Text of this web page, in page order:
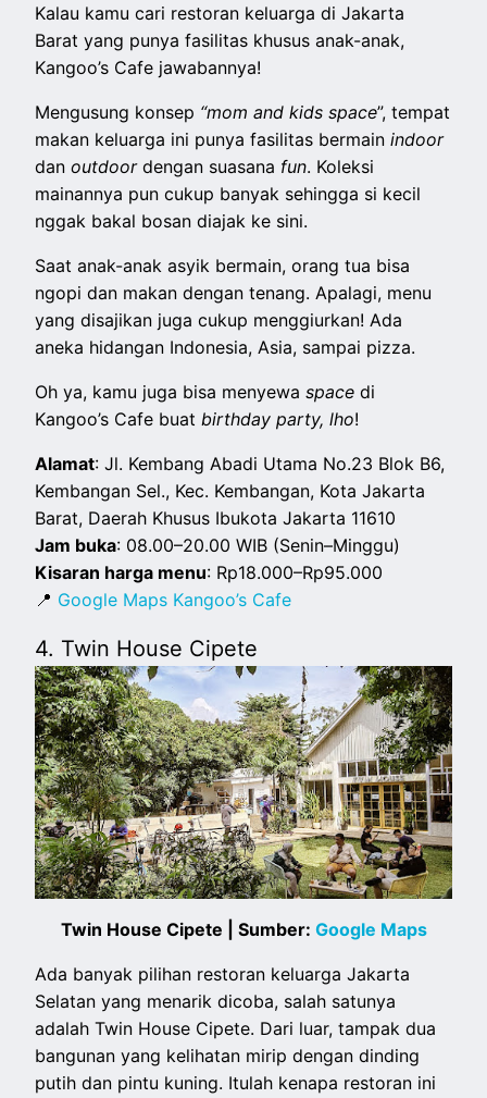
Kalau kamu cari restoran keluarga di Jakarta
Barat yang punya fasilitas khusus anak-anak,
Kangoo’s Cafe jawabannya!
Mengusung konsep “mom and kids space”, tempat
makan keluarga ini punya fasilitas bermainindoor
danoutdoordengan suasana fun. Koleksi
mainannya pun cukup banyak sehingga si kecil
nggak bakal bosan diajak ke sini.
Saat anak-anak asyik bermain, orang tua bisa
ngopi dan makan dengan tenang. Apalagi, menu
yang disajikan juga cukup menggiurkan! Ada
aneka hidangan Indonesia, Asia, sampai pizza.
Oh ya, kamu juga bisa menyewaspacedi
Kangoo’s Cafe buat birthday party, lho!
Alamat: Jl. Kembang Abadi Utama No.23 Blok B6,
Kembangan Sel., Kec. Kembangan, Kota Jakarta
Barat, Daerah Khusus Ibukota Jakarta 11610
Jam buka: 08.00–20.00 WIB (Senin–Minggu)
Kisaran harga menu: Rp18.000–Rp95.000
📍 Google Maps Kangoo’s Cafe
4. Twin House Cipete
Twin House Cipete | Sumber: Google Maps
Ada banyak pilihan restoran keluarga Jakarta
Selatan yang menarik dicoba, salah satunya
adalah Twin House Cipete. Dari luar, tampak dua
bangunan yang kelihatan mirip dengan dinding
putih dan pintu kuning. Itulah kenapa restoran ini